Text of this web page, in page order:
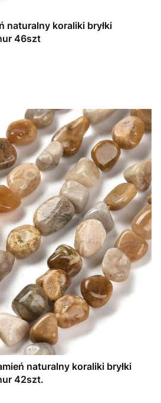
naturalny koraliki bryłki
46szt
naturalny koraliki bryłki
42szt.